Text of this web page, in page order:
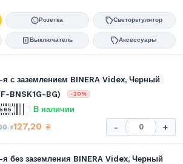
Розетка Светорегулятор
Выключатель Аксессуары
я с заземлением BINERA Videx, Черный
BNSK1G-BG)
-20%
В наличии
₴127,20 ₴ - +
я без заземления BINERA Videx, Черный